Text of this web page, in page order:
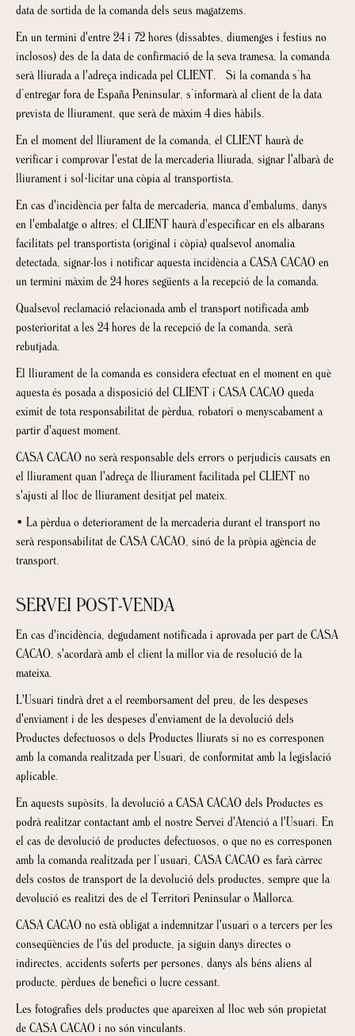
data de sortida de la comanda dels seus magatzems.
En un termini d'entre 24 i 72 hores (dissabtes, diumenges i festius no
inclosos) des de la data de confirmació de la seva tramesa, la comanda
serà lliurada a l'adreça indicada pel CLIENT. Si la comanda s’ha
d’entregar fora de España Peninsular, s’informarà al client de la data
prevista de lliurament, que serà de màxim 4 dies hàbils.
En el moment del lliurament de la comanda, el CLIENT haurà de
verificar i comprovar l'estat de la mercaderia lliurada, signar l'albarà de
lliurament i sol·licitar una còpia al transportista.
En cas d'incidència per falta de mercaderia, manca d'embalums, danys
en l'embalatge o altres; el CLIENT haurà d'especificar en els albarans
facilitats pel transportista (original i còpia) qualsevol anomalia
detectada, signar-los i notificar aquesta incidència a CASA CACAO en
un termini màxim de 24 hores següents a la recepció de la comanda.
Qualsevol reclamació relacionada amb el transport notificada amb
posterioritat a les 24 hores de la recepció de la comanda, serà
rebutjada.
El lliurament de la comanda es considera efectuat en el moment en què
aquesta és posada a disposició del CLIENT i CASA CACAO queda
eximit de tota responsabilitat de pèrdua, robatori o menyscabament a
partir d'aquest moment.
CASA CACAO no serà responsable dels errors o perjudicis causats en
el lliurament quan l'adreça de lliurament facilitada pel CLIENT no
s'ajusti al lloc de lliurament desitjat pel mateix.
• La pèrdua o deteriorament de la mercaderia durant el transport no
serà responsabilitat de CASA CACAO, sinó de la pròpia agència de
transport.
SERVEI POST-VENDA
En cas d'incidència, degudament notificada i aprovada per part de CASA
CACAO, s'acordarà amb el client la millor via de resolució de la
mateixa.
L'Usuari tindrà dret a el reemborsament del preu, de les despeses
d'enviament i de les despeses d'enviament de la devolució dels
Productes defectuosos o dels Productes lliurats si no es corresponen
amb la comanda realitzada per Usuari, de conformitat amb la legislació
aplicable.
En aquests supòsits, la devolució a CASA CACAO dels Productes es
podrà realitzar contactant amb el nostre Servei d'Atenció a l'Usuari. En
el cas de devolució de productes defectuosos, o que no es corresponen
amb la comanda realitzada per l’usuari, CASA CACAO es farà càrrec
dels costos de transport de la devolució dels productes, sempre que la
devolució es realitzi des de el Territori Peninsular o Mallorca.
CASA CACAO no està obligat a indemnitzar l'usuari o a tercers per les
conseqüències de l'ús del producte, ja siguin danys directes o
indirectes, accidents soferts per persones, danys als béns aliens al
producte, pèrdues de benefici o lucre cessant.
Les fotografies dels productes que apareixen al lloc web són propietat
de CASA CACAO i no són vinculants.